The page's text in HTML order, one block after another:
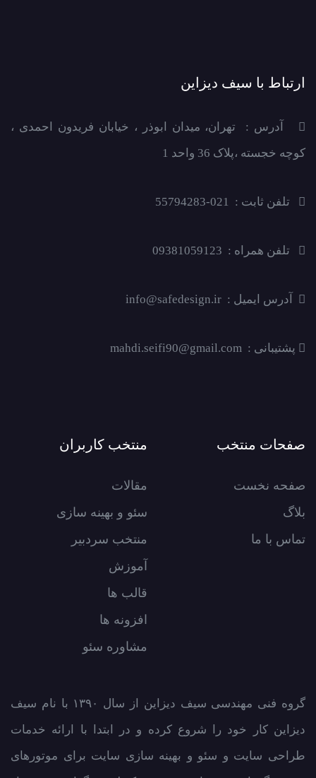
ارتباط با سیف دیزاین
آدرس : تهران، میدان ابوذر ، خیابان فریدون احمدی ،
کوچه خجسته ،پلاک 36 واحد 1
تلفن ثابت : 021-55794283
تلفن همراه : 09381059123
آدرس ایمیل : info@safedesign.ir
پشتیبانی : mahdi.seifi90@gmail.com
منتخب کاربران
مقالات
سئو و بهینه سازی
منتخب سردبیر
آموزش
قالب ها
افزونه ها
مشاوره سئو
صفحات منتخب
صفحه نخست
بلاگ
تماس با ما
گروه فنی مهندسی سیف دیزاین از سال ۱۳۹۰ با نام سیف
دیزاین کار خود را شروع کرده و در ابتدا با ارائه خدمات
طراحی سایت و سئو و بهینه سازی سایت برای موتورهای